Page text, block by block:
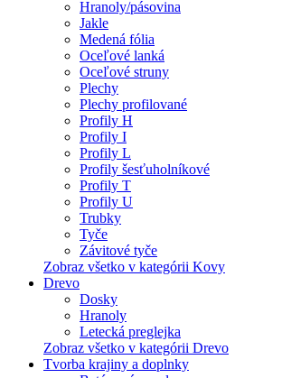
Hranoly/pásovina
Jakle
Medená fólia
Oceľové lanká
Oceľové struny
Plechy
Plechy profilované
Profily H
Profily I
Profily L
Profily šesťuholníkové
Profily T
Profily U
Trubky
Tyče
Závitové tyče
Zobraz všetko v kategórii Kovy
Drevo
Dosky
Hranoly
Letecká preglejka
Zobraz všetko v kategórii Drevo
Tvorba krajiny a doplnky